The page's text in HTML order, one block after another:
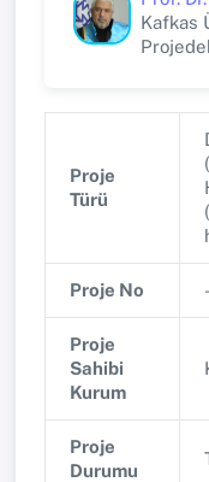
Kafkas
Proje
Türü
Proje No -
Proje
Sahibi
Kurum
Proje
Durumu